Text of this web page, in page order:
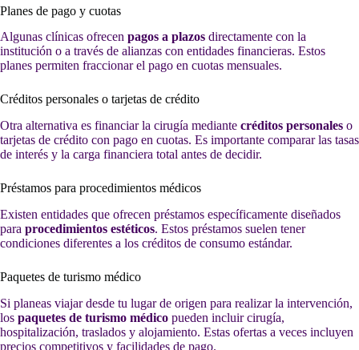
Planes de pago y cuotas
Algunas clínicas ofrecen pagos a plazos directamente con la
institución o a través de alianzas con entidades financieras. Estos
planes permiten fraccionar el pago en cuotas mensuales.
Créditos personales o tarjetas de crédito
Otra alternativa es financiar la cirugía mediante créditos personales o
tarjetas de crédito con pago en cuotas. Es importante comparar las tasas
de interés y la carga financiera total antes de decidir.
Préstamos para procedimientos médicos
Existen entidades que ofrecen préstamos específicamente diseñados
para procedimientos estéticos. Estos préstamos suelen tener
condiciones diferentes a los créditos de consumo estándar.
Paquetes de turismo médico
Si planeas viajar desde tu lugar de origen para realizar la intervención,
los paquetes de turismo médico pueden incluir cirugía,
hospitalización, traslados y alojamiento. Estas ofertas a veces incluyen
precios competitivos y facilidades de pago.